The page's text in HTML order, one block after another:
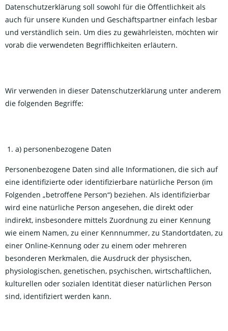
Datenschutzerklärung soll sowohl für die Öffentlichkeit als
auch für unsere Kunden und Geschäftspartner einfach lesbar
und verständlich sein. Um dies zu gewährleisten, möchten wir
vorab die verwendeten Begrifflichkeiten erläutern.
Wir verwenden in dieser Datenschutzerklärung unter anderem
die folgenden Begriffe:
a) personenbezogene Daten
Personenbezogene Daten sind alle Informationen, die sich auf
eine identifizierte oder identifizierbare natürliche Person (im
Folgenden „betroffene Person“) beziehen. Als identifizierbar
wird eine natürliche Person angesehen, die direkt oder
indirekt, insbesondere mittels Zuordnung zu einer Kennung
wie einem Namen, zu einer Kennnummer, zu Standortdaten, zu
einer Online-Kennung oder zu einem oder mehreren
besonderen Merkmalen, die Ausdruck der physischen,
physiologischen, genetischen, psychischen, wirtschaftlichen,
kulturellen oder sozialen Identität dieser natürlichen Person
sind, identifiziert werden kann.